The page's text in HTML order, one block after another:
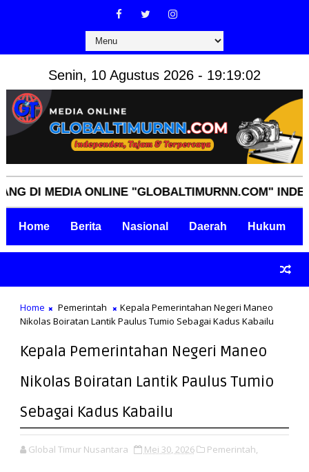
Senin, 10 Agustus 2026 - 19:19:03
MEDIA ONLINE "GLOBALTIMURNN.COM"
Home Berita Nasional Daerah Hukum
Home Pemerintah
Kepala Pemerintahan Negeri Maneo
Nikolas Boiratan Lantik Paulus Tumio Sebagai Kadus Kabailu
Kepala Pemerintahan Negeri Maneo
Nikolas Boiratan Lantik Paulus Tumio
Sebagai Kadus Kabailu
Global Timur Nusantara Mei 30, 2026 Pemerintah,